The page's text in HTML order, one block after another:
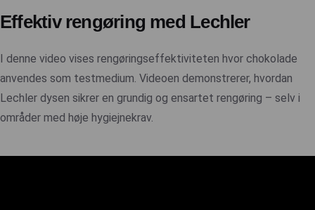
Effektiv rengøring med Lechler
I denne video vises rengøringseffektiviteten hvor chokolade
anvendes som testmedium. Videoen demonstrerer, hvordan
Lechler dysen sikrer en grundig og ensartet rengøring – selv i
områder med høje hygiejnekrav.